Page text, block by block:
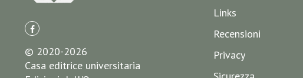
© 2020-2026
Casa editrice universitaria
Links
Recensioni
Privacy